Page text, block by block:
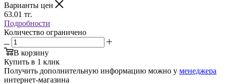
Варианты цен
63.01 тг.
Подробности
Количество ограничено
В корзину
Купить в 1 клик
Получить дополнительную информацию можно у менеджера
интернет-магазина